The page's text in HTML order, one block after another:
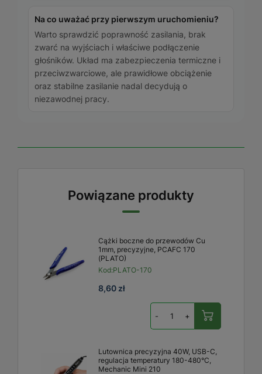
Na co uważać przy pierwszym uruchomieniu?
Warto sprawdzić poprawność zasilania, brak
zwarć na wyjściach i właściwe podłączenie
głośników. Układ ma zabezpieczenia termiczne i
przeciwzwarciowe, ale prawidłowe obciążenie
oraz stabilne zasilanie nadal decydują o
niezawodnej pracy.
Powiązane produkty
Cążki boczne do przewodów Cu
1mm, precyzyjne, PCAFC 170
(PLATO)
Kod:PLATO-170
8,60 zł
- +
Lutownica precyzyjna 40W, USB-C,
regulacja temperatury 180-480°C,
Mechanic Mini 210